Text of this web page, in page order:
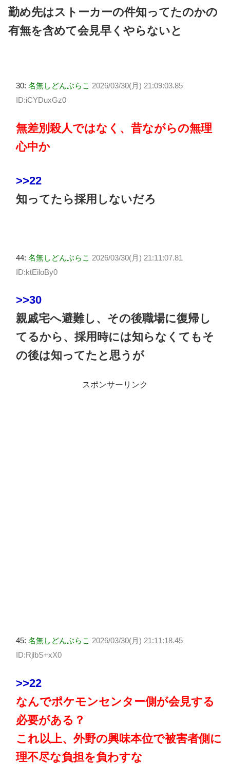
勤め先はストーカーの件知ってたのかの
有無を含めて会見早くやらないと
30: 名無しどんぶらこ 2026/03/30(月) 21:09:03.85
ID:iCYDuxGz0
無差別殺人ではなく、昔ながらの無理
心中か
>>22
知ってたら採用しないだろ
44: 名無しどんぶらこ 2026/03/30(月) 21:11:07.81
ID:ktEiloBy0
>>30
親戚宅へ避難し、その後職場に復帰し
てるから、採用時には知らなくてもそ
の後は知ってたと思うが
スポンサーリンク
45: 名無しどんぶらこ 2026/03/30(月) 21:11:18.45
ID:RjlbS+xX0
>>22
なんでポケモンセンター側が会見する
必要がある？
これ以上、外野の興味本位で被害者側に
理不尽な負担を負わすな